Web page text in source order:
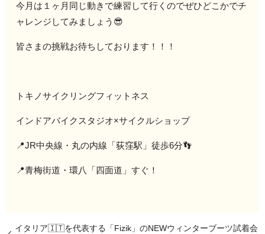
今月は１ヶ月同じ動きで練習して行くのでぜひどこかでチ
ャレンジしてみましょう😎
皆さまの挑戦お待ちしております！！！
トキノサイクリングフィットネス
インドアバイクスタジオ×サイクルショップ
📍JR中央線・丸の内線「荻窪駅」徒歩6分👣
📍青梅街道・環八「四面道」すぐ！
イタリア🇮🇹を代表する「Fizik」のNEWウィンターブーツ試着会